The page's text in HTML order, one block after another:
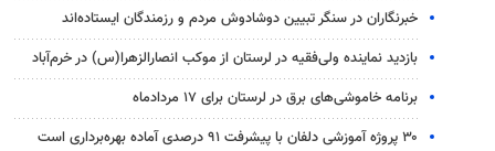
خبرنگاران در سنگر تبیین دوشادوش مردم و رزمندگان ایستاده‌اند
بازدید نماینده ولی‌فقیه در لرستان از موکب انصارالزهرا(س) در خرم‌آباد
برنامه خاموشی‌های برق در لرستان برای ۱۷ مردادماه
۳۰ پروژه آموزشی دلفان با پیشرفت ۹۱ درصدی آماده بهره‌برداری است